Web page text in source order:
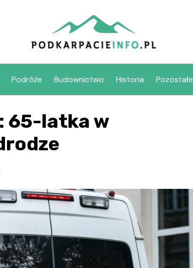
Podróże Budownictwo Historia Pozostałe
65-latka w